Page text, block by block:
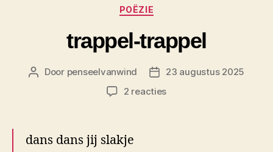
Categorieën
POËZIE
trappel-trappel
Berichtauteur
Door penseelvanwind Berichtdatum
23 augustus 2025
2 reactiesop
dans dans jij slakje